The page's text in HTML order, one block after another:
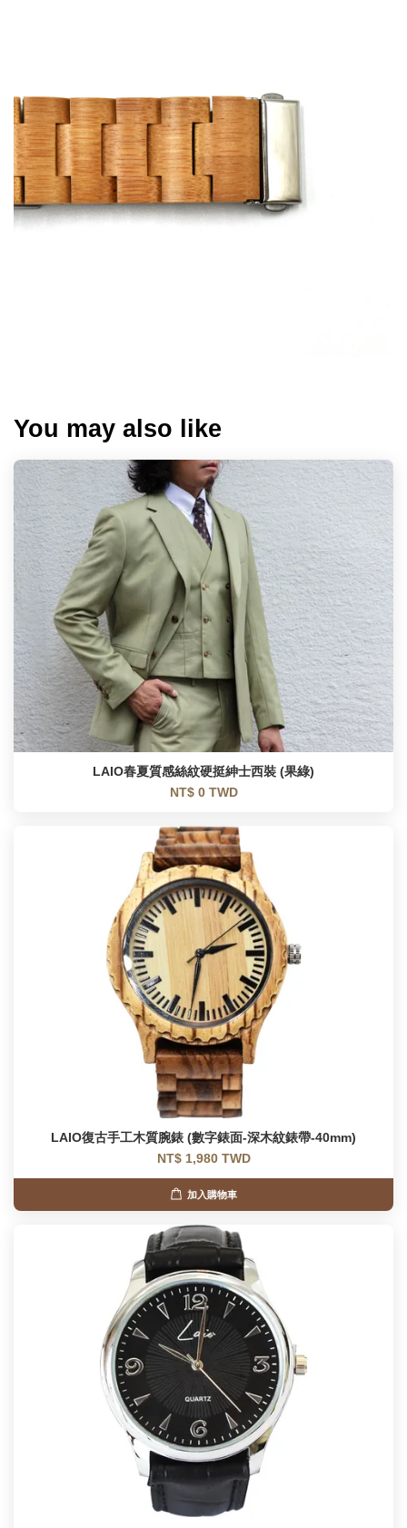
You may also like
LAIO春夏質感絲紋硬挺紳士西裝 (果綠)
NT$ 0 TWD
LAIO復古手工木質腕錶 (數字錶面-深木紋錶帶-40mm)
NT$ 1,980 TWD
加入購物車